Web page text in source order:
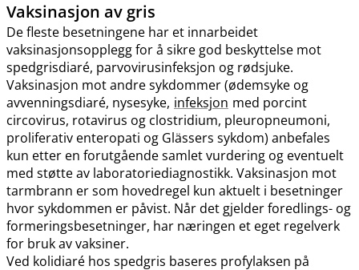
Vaksinasjon av gris
De fleste besetningene har et innarbeidet
vaksinasjonsopplegg for å sikre god beskyttelse mot
spedgrisdiaré, parvovirusinfeksjon og rødsjuke.
Vaksinasjon mot andre sykdommer (ødemsyke og
avvenningsdiaré, nysesyke, infeksjon med porcint
circovirus, rotavirus og clostridium, pleuropneumoni,
proliferativ enteropati og Glässers sykdom) anbefales
kun etter en forutgående samlet vurdering og eventuelt
med støtte av laboratoriediagnostikk. Vaksinasjon mot
tarmbrann er som hovedregel kun aktuelt i besetninger
hvor sykdommen er påvist. Når det gjelder foredlings- og
formeringsbesetninger, har næringen et eget regelverk
for bruk av vaksiner.
Ved kolidiaré hos spedgris baseres profylaksen på